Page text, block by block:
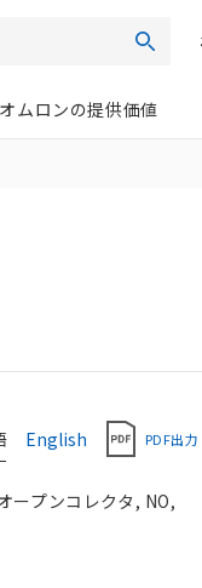
検索
オムロンの提供価値
English PDF出力
ープンコレクタ, NO,